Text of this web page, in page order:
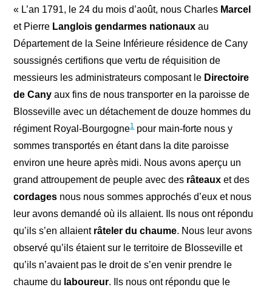
« L’an 1791, le 24 du mois d’août, nous Charles Marcel
et Pierre Langlois gendarmes nationaux au
Département de la Seine Inférieure résidence de Cany
soussignés certifions que vertu de réquisition de
messieurs les administrateurs composant le Directoire
de Cany aux fins de nous transporter en la paroisse de
Blosseville avec un détachement de douze hommes du
régiment Royal-Bourgogne1pour main-forte nous y
sommes transportés en étant dans la dite paroisse
environ une heure après midi. Nous avons aperçu un
grand attroupement de peuple avec des râteaux et des
cordages nous nous sommes approchés d’eux et nous
leur avons demandé où ils allaient. Ils nous ont répondu
qu’ils s’en allaient râteler du chaume. Nous leur avons
observé qu’ils étaient sur le territoire de Blosseville et
qu’ils n’avaient pas le droit de s’en venir prendre le
chaume du laboureur. Ils nous ont répondu que le